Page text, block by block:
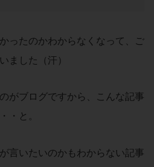
ったのかわからなくなって、ご
ました（汗）
がブログですから、こんな記事
・と。
言いたいのかもわからない記事